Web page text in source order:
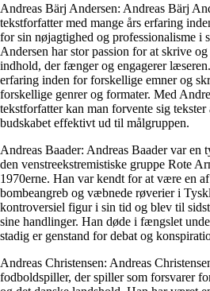
Andreas Bärj Andersen: Andreas Bärj
tekstforfatter med mange års erfaring
for sin nøjagtighed og professionalisme i
Andersen har stor passion for at skrive
indhold, der fænger og engagerer
erfaring inden for forskellige emner og
forskellige genrer og formater. Med
tekstforfatter kan man forvente sig
budskabet effektivt ud til målgruppen.
Andreas Baader: Andreas Baader var en
den venstreekstremistiske gruppe Rote
1970erne. Han var kendt for at være en
bombeangreb og væbnede røverier i
kontroversiel figur i sin tid og blev til
sine handlinger. Han døde i fængslet
stadig er genstand for debat og
Andreas Christensen: Andreas
fodboldspiller, der spiller som forsvarer